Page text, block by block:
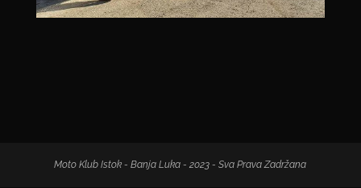
Moto Klub Istok - Banja Luka - 2023 - Sva Prava Zadržana